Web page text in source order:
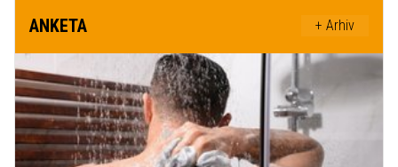
ANKETA + Arhiv